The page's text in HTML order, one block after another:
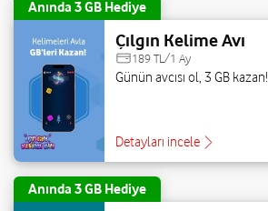
Anında 3 GB Hediye
Çılgın Kelime Avı
189 TL/1 Ay
Günün avcısı ol, 3 GB kazan!
Detayları incele
Anında 3 GB Hediye